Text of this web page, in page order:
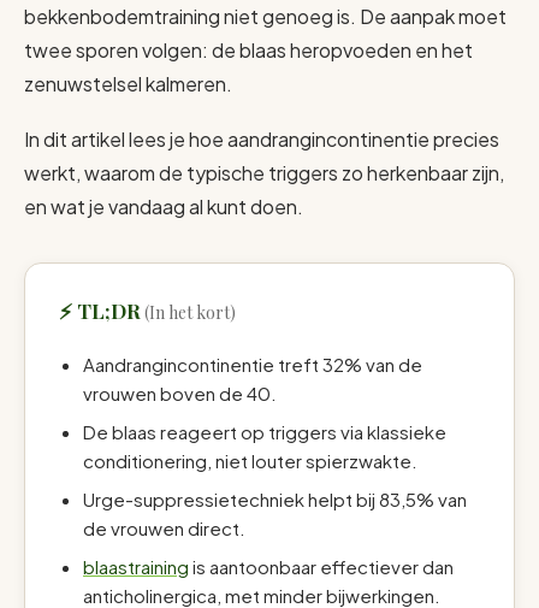
bekkenbodemtraining niet genoeg is. De aanpak moet
twee sporen volgen: de blaas heropvoeden en het
zenuwstelsel kalmeren.
In dit artikel lees je hoe aandrangincontinentie precies
werkt, waarom de typische triggers zo herkenbaar zijn,
en wat je vandaag al kunt doen.
TL;DR
Aandrangincontinentie treft 32% van de
vrouwen boven de 40.
De blaas reageert op triggers via klassieke
conditionering, niet louter spierzwakte.
Urge-suppressietechniek helpt bij 83,5% van
de vrouwen direct.
blaastraining is aantoonbaar effectiever dan
anticholinergica, met minder bijwerkingen.